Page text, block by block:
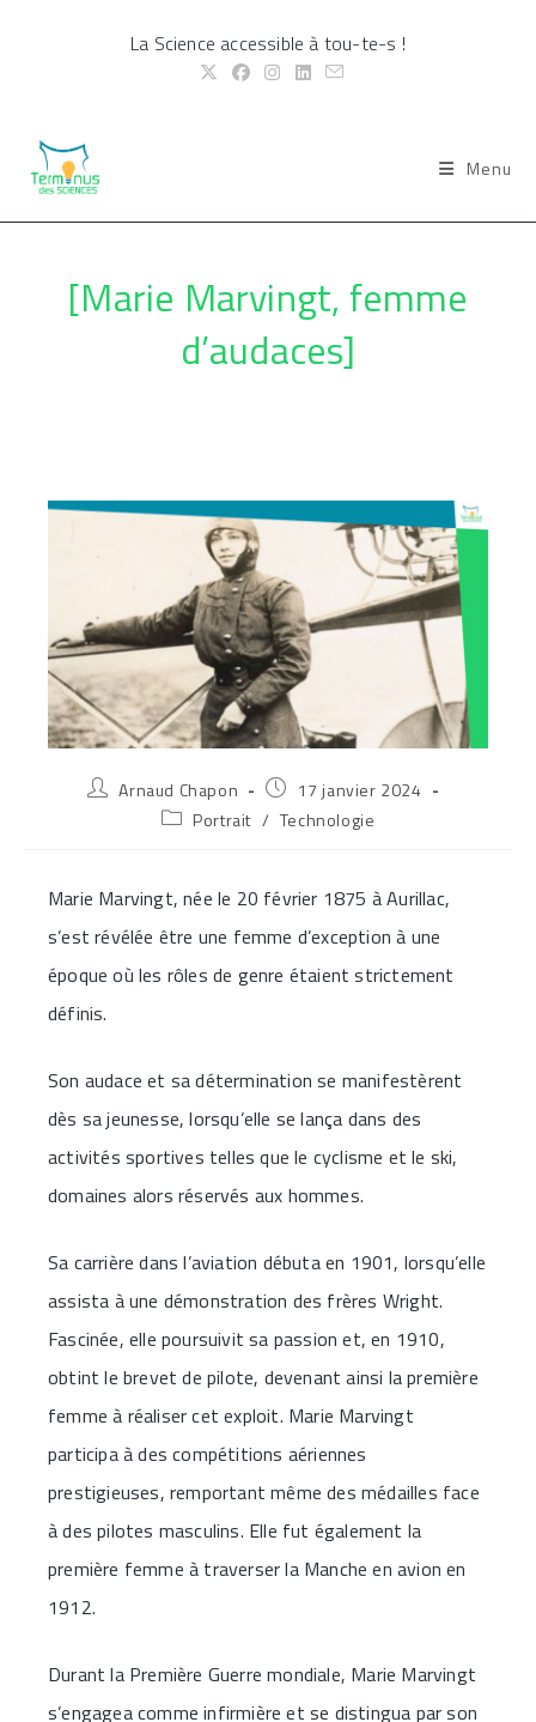
La Science accessible à tou-te-s !
Menu
[Marie Marvingt, femme
d’audaces]
Auteur/autrice
Arnaud Chapon
Publication
publiée :
17 janvier 2024
PostPortrait / Technologie
Marie Marvingt, née le 20 février 1875 à Aurillac,
s’est révélée être une femme d’exception à une
époque où les rôles de genre étaient strictement
définis.
Son audace et sa détermination se manifestèrent
dès sa jeunesse, lorsqu’elle se lança dans des
activités sportives telles que le cyclisme et le ski,
domaines alors réservés aux hommes.
Sa carrière dans l’aviation débuta en 1901, lorsqu’elle
assista à une démonstration des frères Wright.
Fascinée, elle poursuivit sa passion et, en 1910,
obtint le brevet de pilote, devenant ainsi la première
femme à réaliser cet exploit. Marie Marvingt
participa à des compétitions aériennes
prestigieuses, remportant même des médailles face
à des pilotes masculins. Elle fut également la
première femme à traverser la Manche en avion en
1912.
Durant la Première Guerre mondiale, Marie Marvingt
s’engagea comme infirmière et se distingua par son